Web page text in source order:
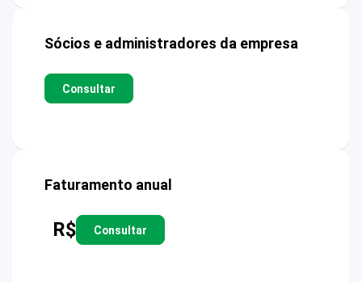
Sócios e administradores da empresa
Consultar
Faturamento anual
R$ Consultar